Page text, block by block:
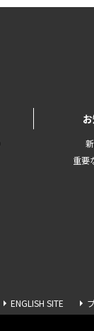
重要
ENGLISH SITE